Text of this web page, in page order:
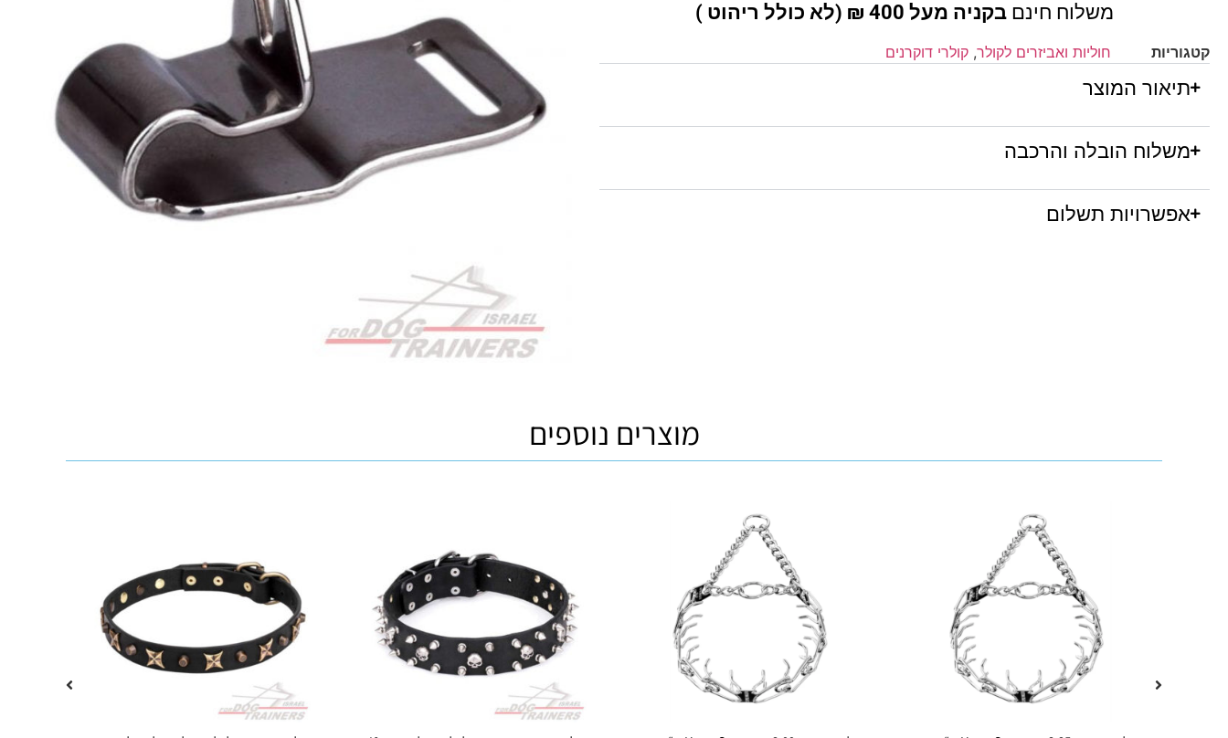
משלוח חינם בקניה מעל 400 ₪ (לא כולל ריהוט )
קטגוריות חוליות ואביזרים לקולר, קולרי דוקרנים
תיאור המוצר
משלוח הובלה והרכבה
אפשרויות תשלום
מוצרים נוספים